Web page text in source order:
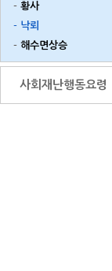
황사
낙뢰
해수면상승
사회재난행동요령